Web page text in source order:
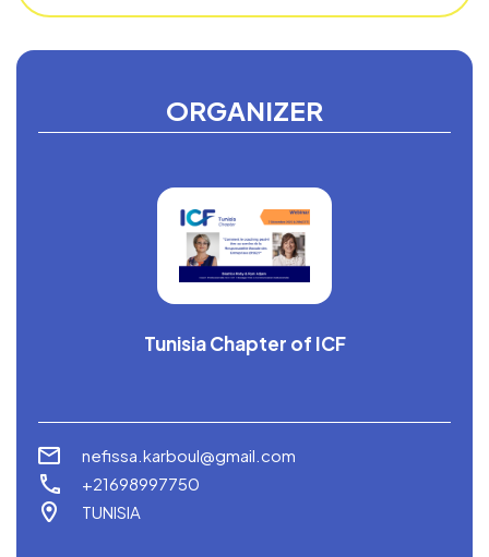
ORGANIZER
Tunisia Chapter of ICF
nefissa.karboul@gmail.com
+21698997750
TUNISIA